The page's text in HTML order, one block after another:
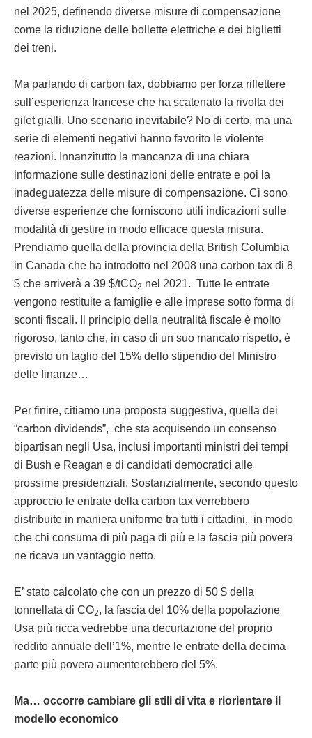
nel 2025, definendo diverse misure di compensazione
come la riduzione delle bollette elettriche e dei biglietti
dei treni.
Ma parlando di carbon tax, dobbiamo per forza riflettere
sull’esperienza francese che ha scatenato la rivolta dei
gilet gialli. Uno scenario inevitabile? No di certo, ma una
serie di elementi negativi hanno favorito le violente
reazioni. Innanzitutto la mancanza di una chiara
informazione sulle destinazioni delle entrate e poi la
inadeguatezza delle misure di compensazione. Ci sono
diverse esperienze che forniscono utili indicazioni sulle
modalità di gestire in modo efficace questa misura.
Prendiamo quella della provincia della British Columbia
in Canada che ha introdotto nel 2008 una carbon tax di 8
$ che arriverà a 39 $/tCO2 nel 2021. Tutte le entrate
vengono restituite a famiglie e alle imprese sotto forma di
sconti fiscali. Il principio della neutralità fiscale è molto
rigoroso, tanto che, in caso di un suo mancato rispetto, è
previsto un taglio del 15% dello stipendio del Ministro
delle finanze…
Per finire, citiamo una proposta suggestiva, quella dei
“carbon dividends”, che sta acquisendo un consenso
bipartisan negli Usa, inclusi importanti ministri dei tempi
di Bush e Reagan e di candidati democratici alle
prossime presidenziali. Sostanzialmente, secondo questo
approccio le entrate della carbon tax verrebbero
distribuite in maniera uniforme tra tutti i cittadini, in modo
che chi consuma di più paga di più e la fascia più povera
ne ricava un vantaggio netto.
E’ stato calcolato che con un prezzo di 50 $ della
tonnellata di CO2, la fascia del 10% della popolazione
Usa più ricca vedrebbe una decurtazione del proprio
reddito annuale dell’1%, mentre le entrate della decima
parte più povera aumenterebbero del 5%.
Ma… occorre cambiare gli stili di vita e riorientare il
modello economico